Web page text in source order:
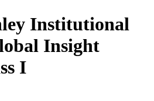
Institutional
Insight
I